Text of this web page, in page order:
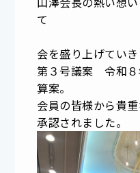
て
会を盛り上げていき
第３号議案 令和８
算案。
会員の皆様から貴
承認されました。